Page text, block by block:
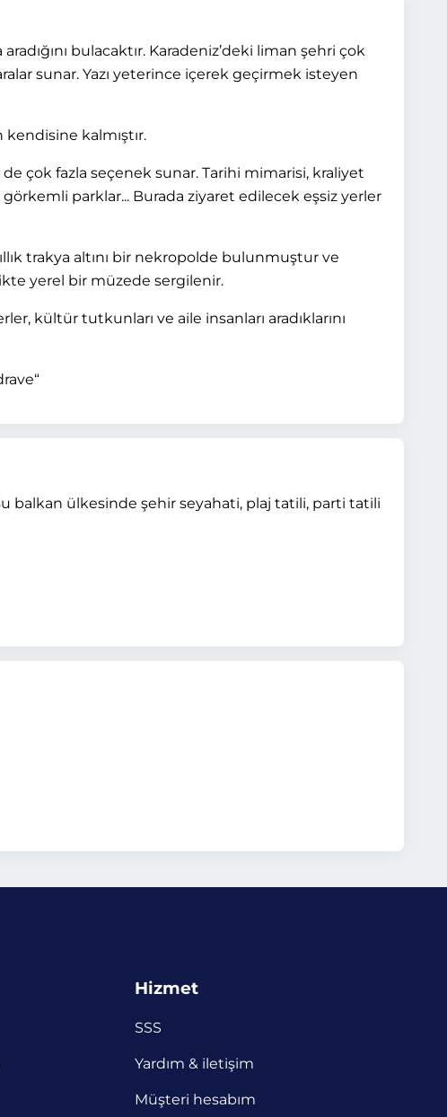
bulacaktır. Karadeniz’deki liman şehri çok
sunar. Yazı yeterince içerek geçirmek isteyen
kalmıştır.
çok fazla seçenek sunar. Tarihi mimarisi, kraliyet
parklar... Burada ziyaret edilecek eşsiz yerler
trakya altını bir nekropolde bulunmuştur ve
yerel bir müzede sergilenir.
kültür tutkunları ve aile insanları aradıklarını
balkan ülkesinde şehir seyahati, plaj tatili, parti tatili
Hizmet
SSS
Yardım & iletişim
Müşteri hesabım